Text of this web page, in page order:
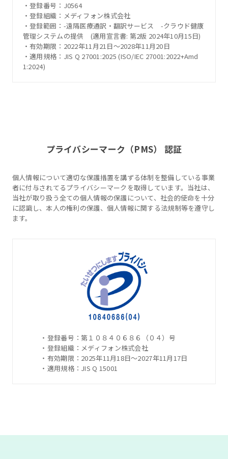
・登録番号：J0564
・登録組織：メディフォン株式会社
・登録範囲：-遠隔医療通訳・翻訳サービス -クラウド健康
管理システムの提供 (適用宣言書: 第2版 2024年10月15日)
・有効期限：2022年11月21日～2028年11月20日
・適用規格：JIS Q 27001:2025 (ISO/IEC 27001:2022+Amd
1:2024)
プライバシーマーク（PMS） 認証
個人情報について適切な保護措置を講ずる体制を整備している事業
者に付与されてるプライバシーマークを取得しています。当社は、
当社が取り扱う全ての個人情報の保護について、社会的使命を十分
に認識し、本人の権利の保護、個人情報に関する法規制等を遵守し
ます。
・登録番号：第１０８４０６８６（０４）号
・登録組織：メディフォン株式会社
・有効期限：2025年11月18日～2027年11月17日
・適用規格：JIS Q 15001